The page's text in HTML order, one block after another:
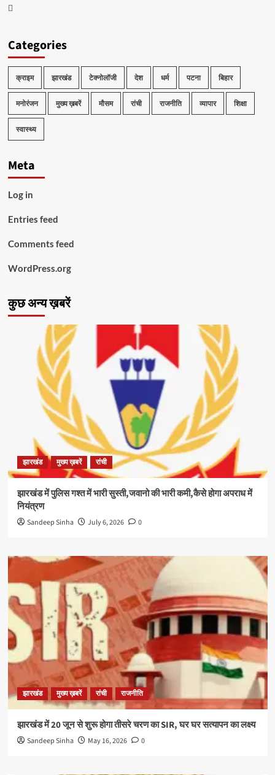
Telegram
Categories
क्राइम झारखंड टेक्नोलॉजी देश धर्म पटना बिहार
मनोरंजन मुख्य ख़बरें मौसम रांची राजनीति व्यापार शिक्षा
स्वास्थ्य
Meta
Log in
Entries feed
Comments feed
WordPress.org
कुछ अन्य ख़बरें
झारखंड मुख्य ख़बरें रांची
झारखंड में पुलिस गश्त में भारी सुस्ती,जवानो की भारी कमी,कैसे होगा अपराध में
नियंत्रण
Sandeep Sinha July 6, 2026 0
झारखंड मुख्य ख़बरें रांची राजनीति
झारखंड में 20 जून से शुरू होगा तीसरे चरण का SIR, घर घर सत्यापन का लक्ष्य
Sandeep Sinha May 16, 2026 0